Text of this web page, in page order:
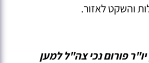
והשקט לאזור.
פורום נכי צה"ל למען